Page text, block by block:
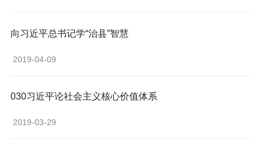
向习近平总书记学“治县”智慧
2019-04-09
030习近平论社会主义核心价值体系
2019-03-29